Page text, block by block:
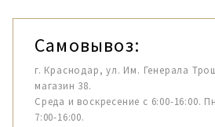
Самовывоз:
г. Краснодар, ул. Им. Генерала
магазин 38.
Среда и воскресение с 6:00-16:00.
7:00-16:00.